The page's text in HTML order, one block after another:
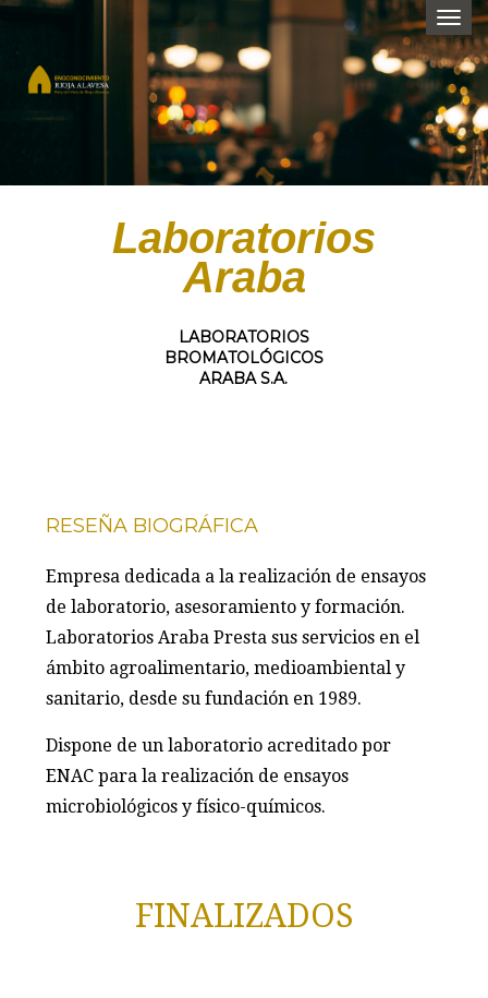
Laboratorios
Araba
LABORATORIOS
BROMATOLÓGICOS
ARABA S.A.
RESEÑA BIOGRÁFICA
Empresa dedicada a la realización de ensayos
de laboratorio, asesoramiento y formación.
Laboratorios Araba Presta sus servicios en el
ámbito agroalimentario, medioambiental y
sanitario, desde su fundación en 1989.
Dispone de un laboratorio acreditado por
ENAC para la realización de ensayos
microbiológicos y físico-químicos.
FINALIZADOS